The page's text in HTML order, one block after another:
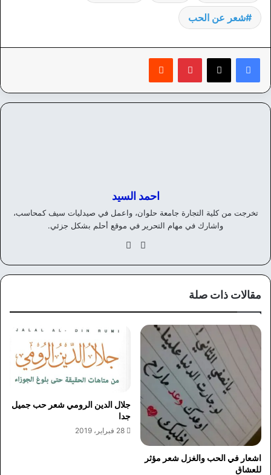
شعر عن الحب
بينتيريست
احمد السيد
تخرجت من كلية التجارة جامعة حلوان، واعمل في صيدليات سيف كمحاسب،
واشارك في مهام التحرير في موقع أحلم بشكل جزئي.
موق
الويوك
مقالات ذات صلة
اشعار في الحب والغزل شعر مؤثر
للعشاق
جلال الدين الرومي شعر حب جميل
جدا
28 فبراير، 2019